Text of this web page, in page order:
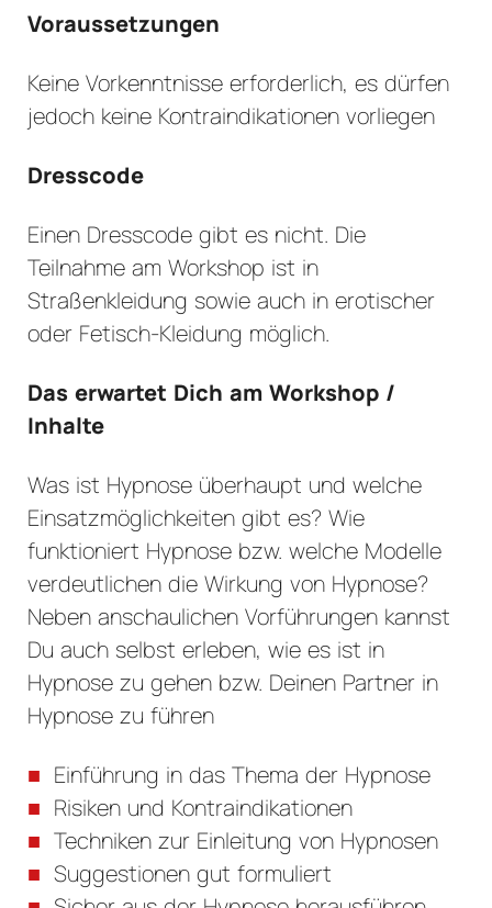
Voraussetzungen
Keine Vorkenntnisse erforderlich, es dürfen
jedoch keine Kontraindikationen vorliegen
Dresscode
Einen Dresscode gibt es nicht. Die
Teilnahme am Workshop ist in
Straßenkleidung sowie auch in erotischer
oder Fetisch-Kleidung möglich.
Das erwartet Dich am Workshop /
Inhalte
Was ist Hypnose überhaupt und welche
Einsatzmöglichkeiten gibt es? Wie
funktioniert Hypnose bzw. welche Modelle
verdeutlichen die Wirkung von Hypnose?
Neben anschaulichen Vorführungen kannst
Du auch selbst erleben, wie es ist in
Hypnose zu gehen bzw. Deinen Partner in
Hypnose zu führen
Einführung in das Thema der Hypnose
Risiken und Kontraindikationen
Techniken zur Einleitung von Hypnosen
Suggestionen gut formuliert